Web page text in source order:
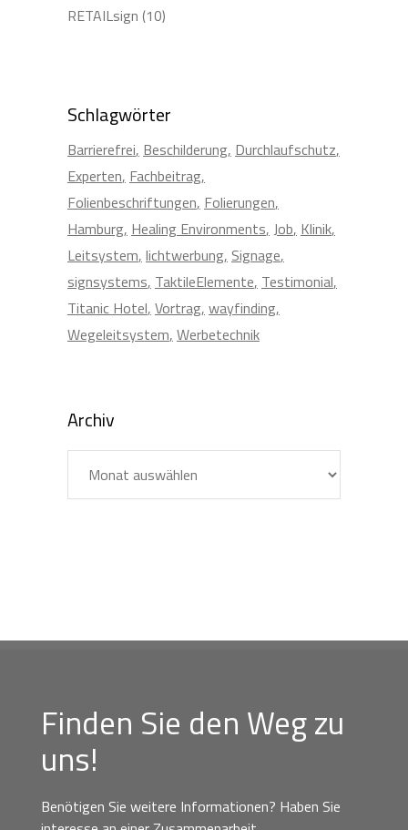
RETAILsign (10)
Schlagwörter
Barrierefrei Beschilderung Durchlaufschutz
Experten Fachbeitrag
Folienbeschriftungen Folierungen
Hamburg Healing Environments Job Klinik
Leitsystem lichtwerbung Signage
signsystems TaktileElemente Testimonial
Titanic Hotel Vortrag wayfinding
Wegeleitsystem Werbetechnik
Archiv
Finden Sie den Weg zu
uns!
Benötigen Sie weitere Informationen? Haben Sie